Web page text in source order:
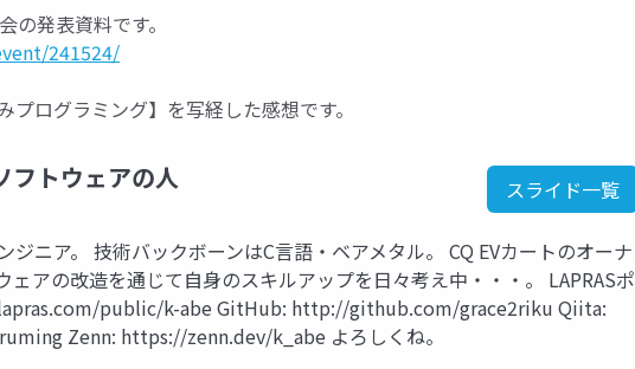
の発表資料です。
241524/
ログラミング】を写経した感想です。
フトウェアの人 スライド一覧
ジニア。 技術バックボーンはC言語・ベアメタル。 CQ EVカートのオーナ
ェアの改造を通じて自身のスキルアップを日々考え中・・・。 LAPRASポ
public/k-abe GitHub: http://github.com/grace2riku Qiita:
Zenn: https://zenn.dev/k_abe よろしくね。